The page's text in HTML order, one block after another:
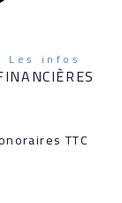
Les infos
TTC